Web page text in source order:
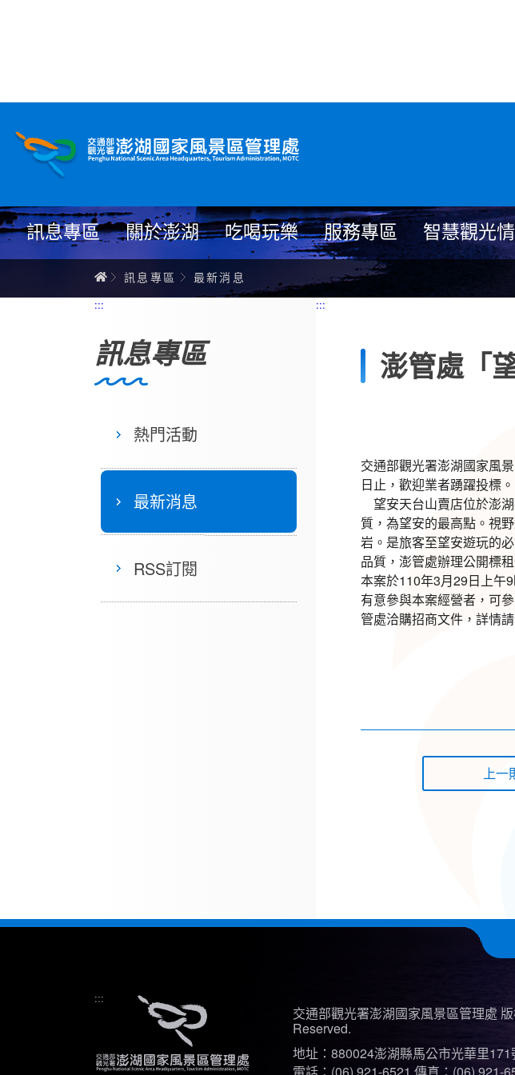
跳
訊息專區 關於澎湖 吃喝玩樂 服務專區 智慧觀光
首頁訊息專區 最新消息
:::
訊息專區
熱門活動
最新消息
RSS訂閱
:::
澎管處「
交通部觀光署澎湖國家風
日止，歡迎業者踴躍投標。
望安天台山賣店位於澎
質，為望安的最高點。視
岩。是旅客至望安遊玩的
品質，澎管處辦理公開標
本案於110年3月29日上午
有意參與本案經營者，可
管處洽購招商文件，詳情
上一
:::
交通部觀光署澎湖國家風景區管理處
Reserved.
地址：880024澎湖縣馬公市光華里171
電話：(06) 921-6521 傳真：(06) 921-